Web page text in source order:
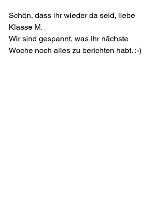
Schön, dass ihr wieder da seid, liebe
Klasse M.
Wir sind gespannt, was ihr nächste
Woche noch alles zu berichten habt. :-)